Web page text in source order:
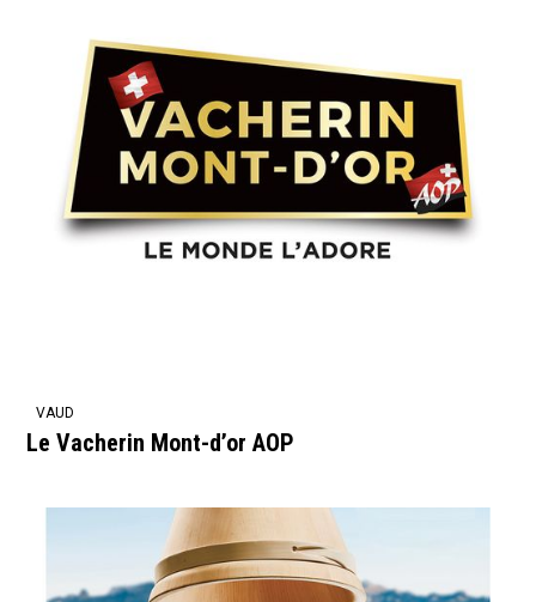
VAUD
Le Vacherin Mont-d’or AOP